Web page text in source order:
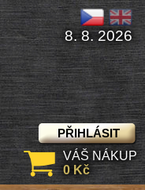
PŘIHLÁSIT
8. 8. 2026
VÁŠ NÁKUP
0 Kč